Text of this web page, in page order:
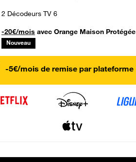
2 Décodeurs TV 6
-20€/mois avec Orange Maison Protégée
Nouveau
-5€/mois de remise par plateforme